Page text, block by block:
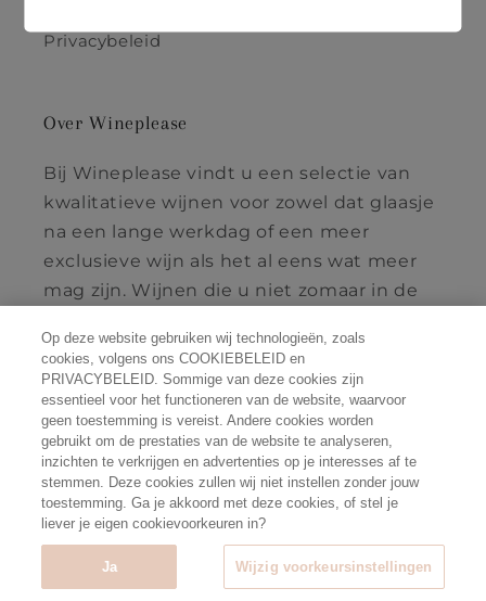
Privacybeleid
Over Wineplease
Bij Wineplease vindt u een selectie van
kwalitatieve wijnen voor zowel dat glaasje
na een lange werkdag of een meer
exclusieve wijn als het al eens wat meer
mag zijn. Wijnen die u niet zomaar in de
prijs/kwaliteit verhouding.
FacebookInstagram
Betaalmethoden
wineplease.be
Powered by Shopify - Alcoholmisbruik
Op deze website gebruiken wij technologieën, zoals
cookies, volgens ons COOKIEBELEID en
PRIVACYBELEID. Sommige van deze cookies zijn
essentieel voor het functioneren van de website, waarvoor
geen toestemming is vereist. Andere cookies worden
gebruikt om de prestaties van de website te analyseren,
inzichten te verkrijgen en advertenties op je interesses af te
stemmen. Deze cookies zullen wij niet instellen zonder jouw
toestemming. Ga je akkoord met deze cookies, of stel je
liever je eigen cookievoorkeuren in?
Ja Wijzig voorkeursinstellingen